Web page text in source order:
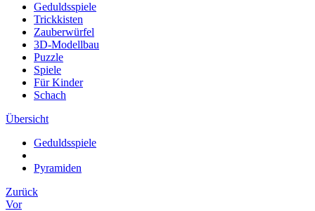
Geduldsspiele
Trickkisten
Zauberwürfel
3D-Modellbau
Puzzle
Spiele
Für Kinder
Schach
Übersicht
Geduldsspiele
Pyramiden
Zurück
Vor